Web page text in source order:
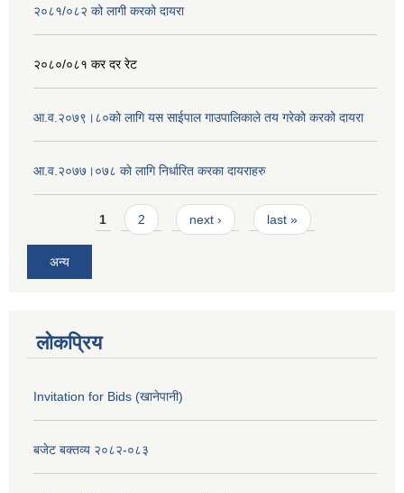
२०८१/०८२ को लागी करको दायरा
२०८०/०८१ कर दर रेट
आ.व.२०७९।८०को लागि यस साईपाल गाउपालिकाले तय गरेको करको दायरा
आ‍.व.२०७७।०७८ काे लागि निर्धारित करका दायराहरु
Pages1 2 next › last »
अन्य
लोकप्रिय
Invitation for Bids (खानेपानी)
बजेट बक्तव्य २०८२-०८३